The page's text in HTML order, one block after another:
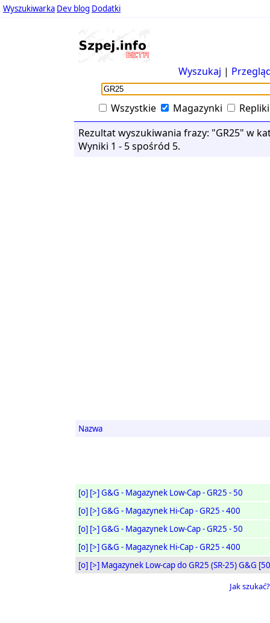
Wyszukiwarka Dev blog Dodatki
Wyszukaj |
Wszystkie Magazynki
Repliki
Rezultat wyszukiwania frazy: "GR25" w
Wyniki 1 - 5 spośród 5.
Nazwa
[o] [>]G&G - Magazynek Low-Cap - GR25 - 50
[o] [>]G&G - Magazynek Hi-Cap - GR25 - 400
[o] [>]G&G - Magazynek Low-Cap - GR25 - 50
[o] [>]G&G - Magazynek Hi-Cap - GR25 - 400
[o] [>] Magazynek Low-cap do GR25 (SR-25) G&G
Jak szukać?